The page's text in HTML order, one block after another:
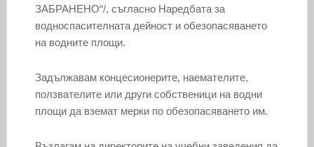
ЗАБРАНЕНО“/, съгласно Наредбата за
водноспасителната дейност и обезопасяването
на водните площи.
Задължавам концесионерите, наемателите,
ползвателите или други собственици на водни
площи да вземат мерки по обезопасяването им.